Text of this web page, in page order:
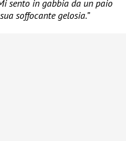
sento in gabbia da un paio
soffocante gelosia.”